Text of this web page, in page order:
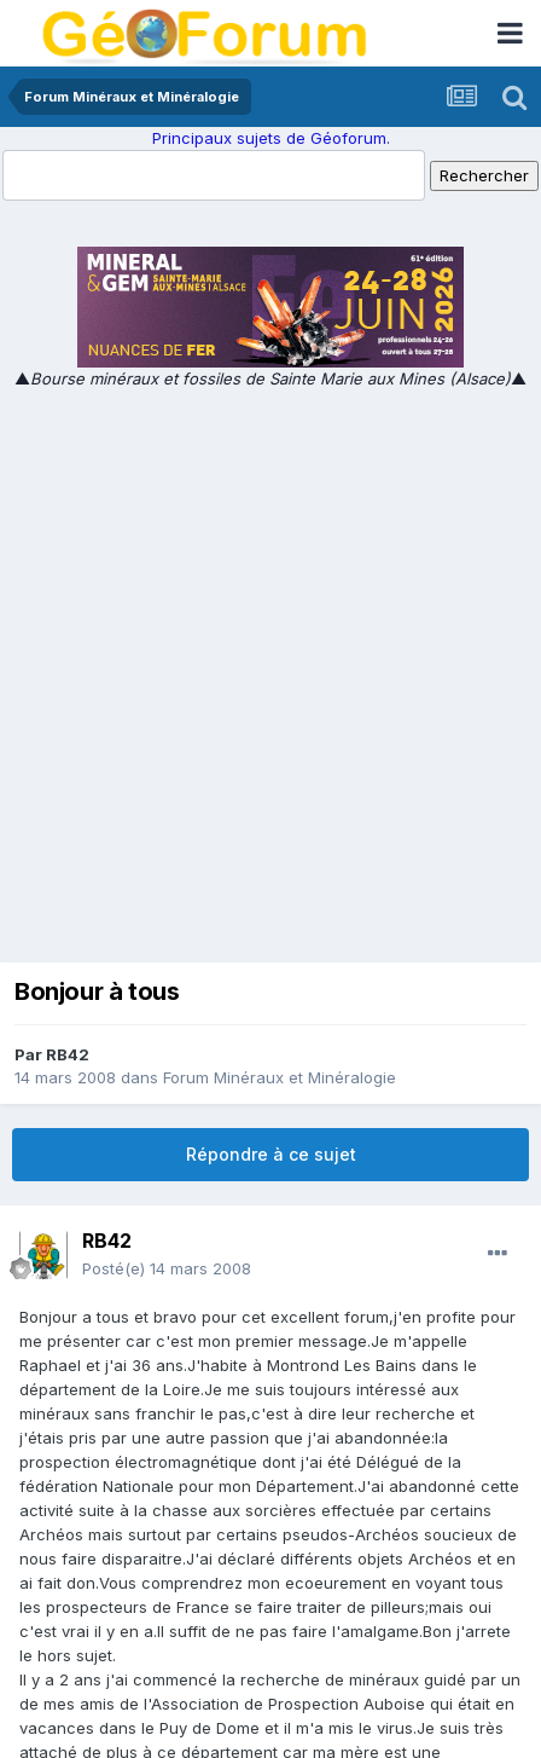
Forum Minéraux et Minéralogie
Principaux sujets de Géoforum.
▲Bourse minéraux et fossiles de Sainte Marie aux Mines (Alsace)▲
Bonjour à tous
Par RB42
14 mars 2008 dans Forum Minéraux et Minéralogie
Répondre à ce sujet
RB42
Posté(e) 14 mars 2008
Bonjour a tous et bravo pour cet excellent forum,j'en profite pour
me présenter car c'est mon premier message.Je m'appelle
Raphael et j'ai 36 ans.J'habite à Montrond Les Bains dans le
département de la Loire.Je me suis toujours intéressé aux
minéraux sans franchir le pas,c'est à dire leur recherche et
j'étais pris par une autre passion que j'ai abandonnée:la
prospection électromagnétique dont j'ai été Délégué de la
fédération Nationale pour mon Département.J'ai abandonné cette
activité suite à la chasse aux sorcières effectuée par certains
Archéos mais surtout par certains pseudos-Archéos soucieux de
nous faire disparaitre.J'ai déclaré différents objets Archéos et en
ai fait don.Vous comprendrez mon ecoeurement en voyant tous
les prospecteurs de France se faire traiter de pilleurs;mais oui
c'est vrai il y en a.Il suffit de ne pas faire l'amalgame.Bon j'arrete
le hors sujet.
Il y a 2 ans j'ai commencé la recherche de minéraux guidé par un
de mes amis de l'Association de Prospection Auboise qui était en
vacances dans le Puy de Dome et il m'a mis le virus.Je suis très
attaché de plus à ce département car ma mère est une